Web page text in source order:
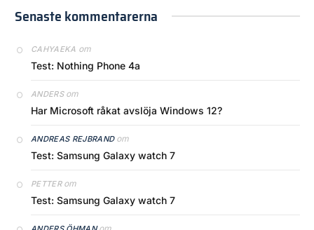
Senaste kommentarerna
CAHYAEKA om
Test: Nothing Phone 4a
ANDERSom
Har Microsoft råkat avslöja Windows 12?
ANDREAS REJBRANDom
Test: Samsung Galaxy watch 7
PETTERom
Test: Samsung Galaxy watch 7